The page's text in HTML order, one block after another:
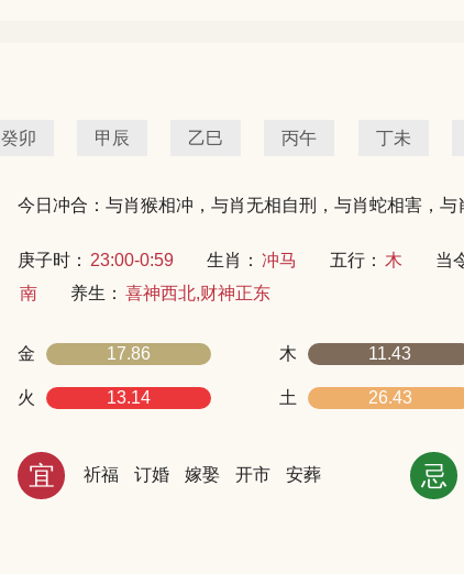
癸卯 甲辰 乙巳 丙午 丁未
今日冲合：与肖猴相冲，与肖无相自刑，与肖蛇相害，
庚子时： 23:00-0:59 生肖： 冲马 五行： 木 当
南
养生： 喜神西北,财神正东
金 17.86 木 11.43
火 13.14 土 26.43
宜 祈福 订婚 嫁娶 开市 安葬 忌